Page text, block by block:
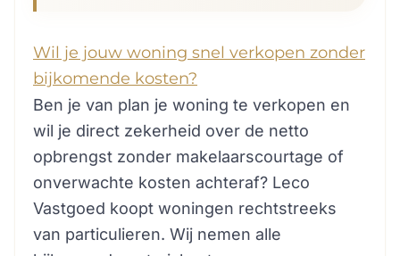
Wil je jouw woning snel verkopen zonder
bijkomende kosten?
Ben je van plan je woning te verkopen en
wil je direct zekerheid over de netto
opbrengst zonder makelaarscourtage of
onverwachte kosten achteraf? Leco
Vastgoed koopt woningen rechtstreeks
van particulieren. Wij nemen alle